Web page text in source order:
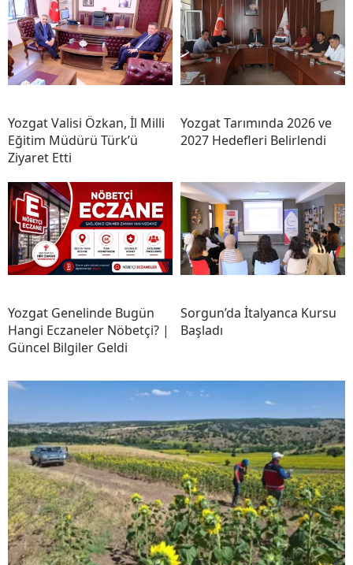
Yozgat Valisi Özkan, İl Milli
Eğitim Müdürü Türk’ü
Ziyaret Etti
Yozgat Tarımında 2026 ve
2027 Hedefleri Belirlendi
Yozgat Genelinde Bugün
Hangi Eczaneler Nöbetçi? |
Güncel Bilgiler Geldi
Sorgun’da İtalyanca Kursu
Başladı